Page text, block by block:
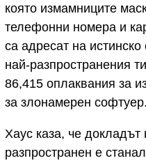
която измамниците
телефонни номера и
са адресат на
най-разпространения
86,415 оплаквания за
за злонамерен софтуер.
Хаус каза, че
разпространен е